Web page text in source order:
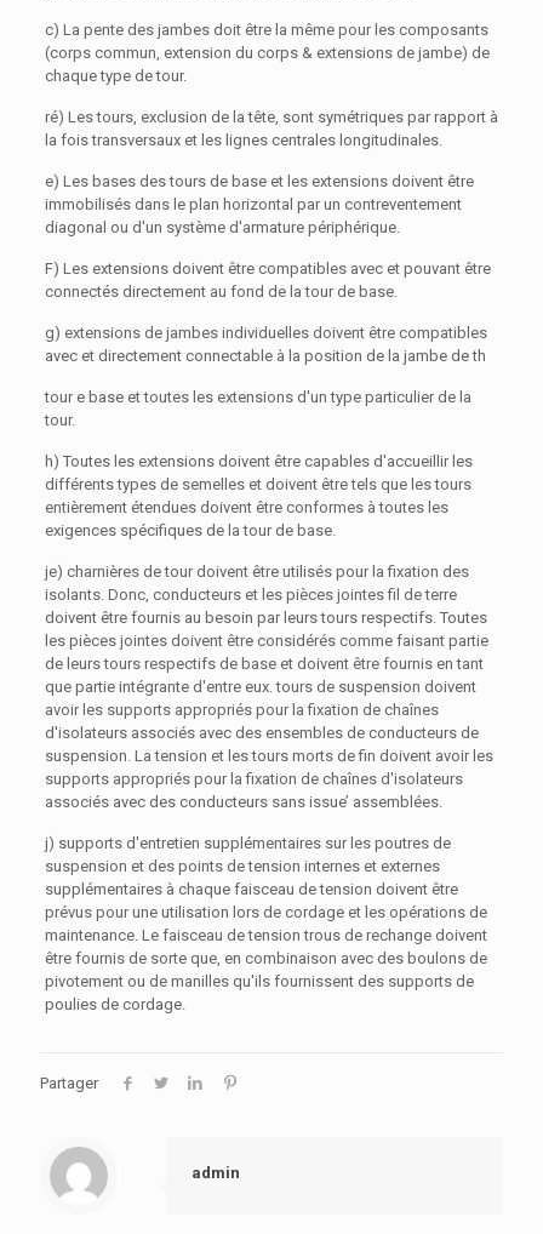
c) La pente des jambes doit être la même pour les composants
(corps commun, extension du corps & extensions de jambe) de
chaque type de tour.
ré) Les tours, exclusion de la tête, sont symétriques par rapport à
la fois transversaux et les lignes centrales longitudinales.
e) Les bases des tours de base et les extensions doivent être
immobilisés dans le plan horizontal par un contreventement
diagonal ou d'un système d'armature périphérique.
F) Les extensions doivent être compatibles avec et pouvant être
connectés directement au fond de la tour de base.
g) extensions de jambes individuelles doivent être compatibles
avec et directement connectable à la position de la jambe de th
tour e base et toutes les extensions d'un type particulier de la
tour.
h) Toutes les extensions doivent être capables d'accueillir les
différents types de semelles et doivent être tels que les tours
entièrement étendues doivent être conformes à toutes les
exigences spécifiques de la tour de base.
je) charnières de tour doivent être utilisés pour la fixation des
isolants. Donc, conducteurs et les pièces jointes fil de terre
doivent être fournis au besoin par leurs tours respectifs. Toutes
les pièces jointes doivent être considérés comme faisant partie
de leurs tours respectifs de base et doivent être fournis en tant
que partie intégrante d'entre eux. tours de suspension doivent
avoir les supports appropriés pour la fixation de chaînes
d'isolateurs associés avec des ensembles de conducteurs de
suspension. La tension et les tours morts de fin doivent avoir les
supports appropriés pour la fixation de chaînes d'isolateurs
associés avec des conducteurs sans issue’ assemblées.
j) supports d'entretien supplémentaires sur les poutres de
suspension et des points de tension internes et externes
supplémentaires à chaque faisceau de tension doivent être
prévus pour une utilisation lors de cordage et les opérations de
maintenance. Le faisceau de tension trous de rechange doivent
être fournis de sorte que, en combinaison avec des boulons de
pivotement ou de manilles qu'ils fournissent des supports de
poulies de cordage.
Partager
admin